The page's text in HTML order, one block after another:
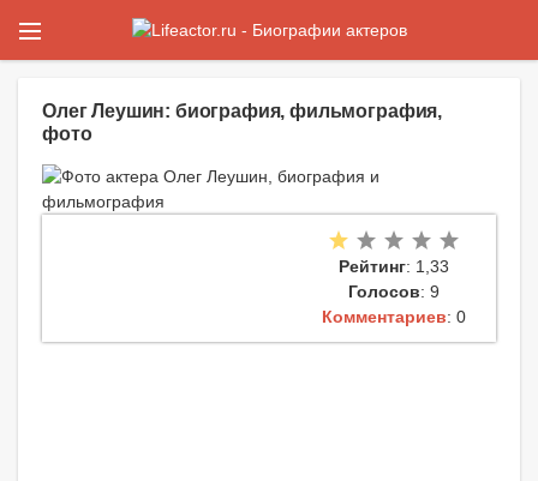
Олег Леушин: биография, фильмография,
фото
Рейтинг: 1,33
Голосов: 9
Комментариев: 0